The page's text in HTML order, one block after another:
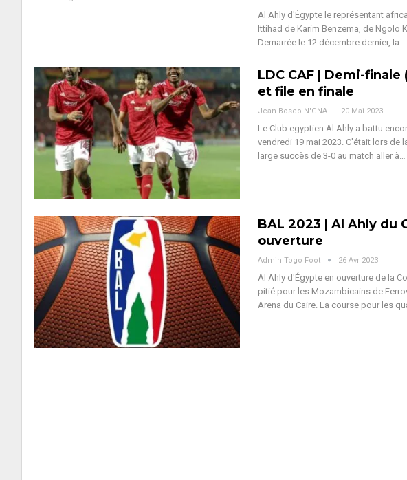
Al Ahly d'Égypte le représentant
Ittihad de Karim Benzema, de Ngolo
Demarrée le 12 décembre dernier, la…
LDC CAF | Demi-
et file en finale
Jean Bosco N'GNAMA 20 Mai 2023
Le Club egyptien Al Ahly a battu
vendredi 19 mai 2023. C'était lors de
large succès de 3-0 au match aller à…
BAL 2023 | Al Ahly du
ouverture
Admin Togo Foot 26 Avr 2023
Al Ahly d'Égypte en ouverture de la
pitié pour les Mozambicains de
Arena du Caire. La course pour les